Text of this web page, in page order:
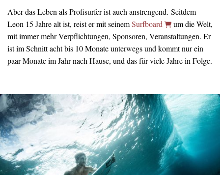
Aber das Leben als Profisurfer ist auch anstrengend. Seitdem
Leon 15 Jahre alt ist, reist er mit seinemSurfboard
um die Welt,
mit immer mehr Verpflichtungen, Sponsoren, Veranstaltungen. Er
ist im Schnitt acht bis 10 Monate unterwegs und kommt nur ein
paar Monate im Jahr nach Hause, und das für viele Jahre in Folge.